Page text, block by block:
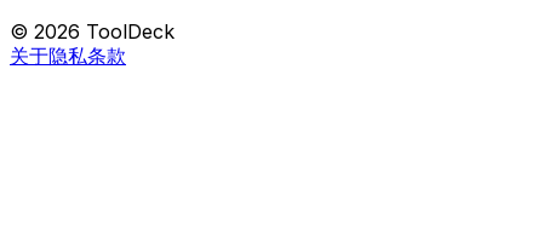
© 2026 ToolDeck
关于隐私条款